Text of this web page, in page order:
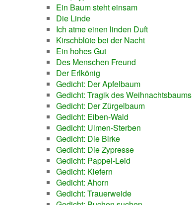
Ein Baum steht einsam
Die Linde
Ich atme einen linden Duft
Kirschblüte bei der Nacht
Ein hohes Gut
Des Menschen Freund
Der Erlkönig
Gedicht: Der Apfelbaum
Gedicht: Tragik des Weihnachtsbaums
Gedicht: Der Zürgelbaum
Gedicht: Eiben-Wald
Gedicht: Ulmen-Sterben
Gedicht: Die Birke
Gedicht: Die Zypresse
Gedicht: Pappel-Leid
Gedicht: Kiefern
Gedicht: Ahorn
Gedicht: Trauerweide